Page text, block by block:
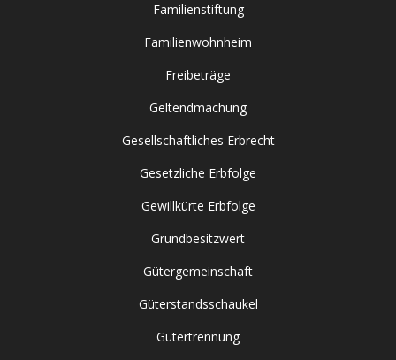
Familienstiftung
Familienwohnheim
Freibeträge
Geltendmachung
Gesellschaftliches Erbrecht
Gesetzliche Erbfolge
Gewillkürte Erbfolge
Grundbesitzwert
Gütergemeinschaft
Güterstandsschaukel
Gütertrennung